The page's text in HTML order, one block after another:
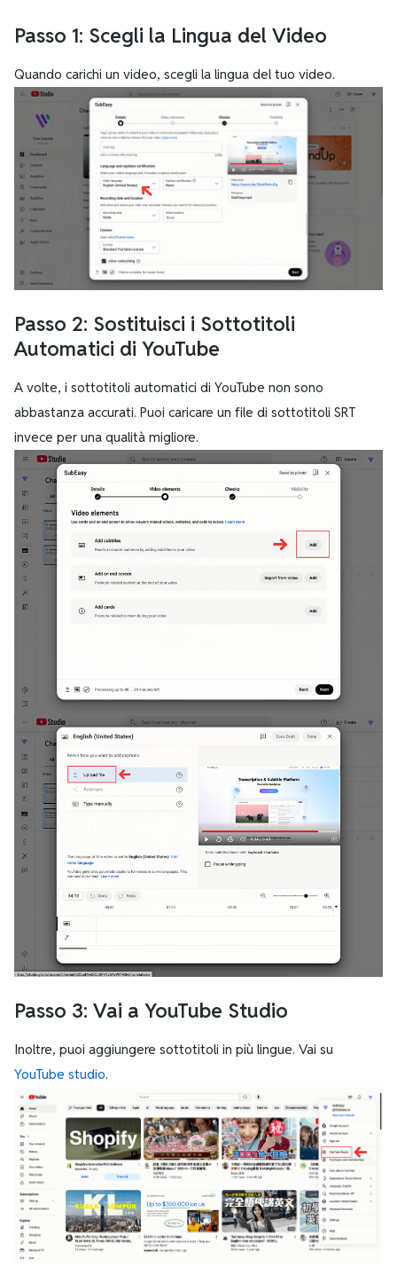
Passo 1: Scegli la Lingua del Video
Quando carichi un video, scegli la lingua del tuo video.
Passo 2: Sostituisci i Sottotitoli
Automatici di YouTube
A volte, i sottotitoli automatici di YouTube non sono
abbastanza accurati. Puoi caricare un file di sottotitoli SRT
invece per una qualità migliore.
Passo 3: Vai a YouTube Studio
Inoltre, puoi aggiungere sottotitoli in più lingue. Vai su
YouTube studio.